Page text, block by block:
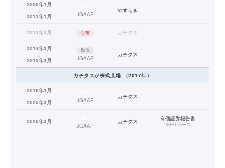
2006年1月
↓
2012年1月
JGAAP
やすらぎ —
2013年3月 欠落 カチタス —
2014年3月
↓
2015年3月
単体
JGAAP
カチタス —
カチタスが株式上場 （2017年）
2016年3月
↓
2025年3月
JGAAP
カチタス —
2026年3月
JGAAP
カチタス 有価証券報告書
（XBRLベース）